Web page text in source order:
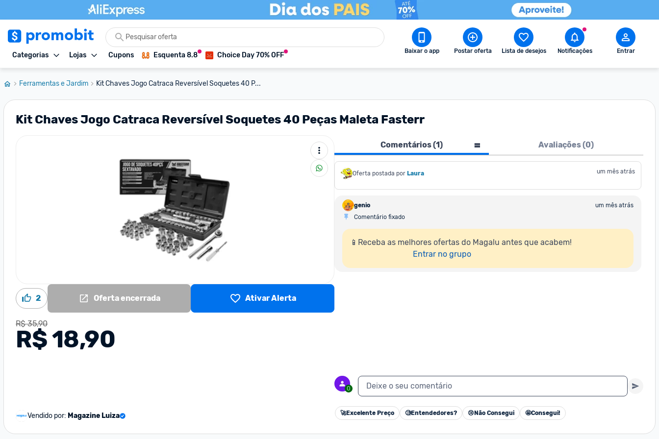
Categorias Lojas Cupons Esquenta 8.8 Choice Day 70% OFF Baixar o app Postar oferta Lista de desejos Notificações Entrar
Ferramentas e Jardim Kit Chaves Jogo Catraca Reversível Soquetes 40 P...
Kit Chaves Jogo Catraca Reversível Soquetes 40 Peças Maleta Fasterr
2 Oferta encerrada Ativar Alerta
R$ 35,90
R$ 18,90
Vendido por: Magazine Luiza
Comentários (1) Avaliações (0)
Oferta postada por Laura um mês atrás
genio
um mês atrás
Comentário fixado
📱Receba as melhores ofertas do Magalu antes que acabem!
Entrar no grupo
0 Deixe o seu comentário
🚀Excelente Preço 🧐Entendedores? 😢 Não Consegui 🤩Consegui!